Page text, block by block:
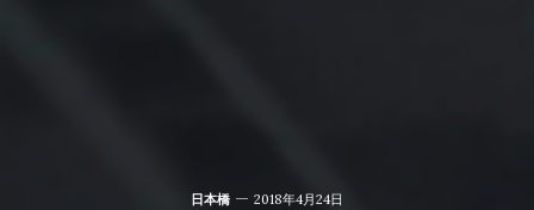
日本橋 2018年4月24日